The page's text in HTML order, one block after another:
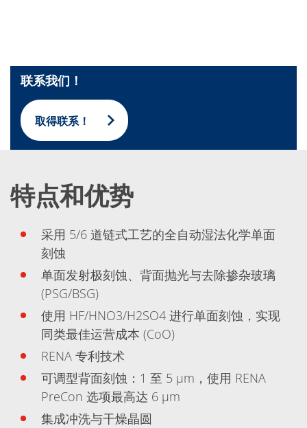
工艺技术
TruEtch - 金属蚀刻
FluidJet - 金属剥离
SiEtch - KOH 蚀刻
蚀刻
纹理化腐蚀
Battery Technology
Advanced chemical Etching
专有软件
信息中心
下载中心
媒体聚焦
新闻
职业发展
RENA 作为雇主
申请 RENA 的职位
工作机会
联系我们
联系表格
联系表格客户服务
国际交往
联系我们的客服
Expert Blog
联系我们！
取得联系！
特点和优势
采用 5/6 道链式工艺的全自动湿法化学单面
刻蚀
单面发射极刻蚀、背面抛光与去除掺杂玻璃
(PSG/BSG)
使用 HF/HNO3/H2SO4 进行单面刻蚀，实现
同类最佳运营成本 (CoO)
RENA 专利技术
可调型背面刻蚀：1 至 5 µm，使用 RENA
PreCon 选项最高达 6 µm
集成冲洗与干燥晶圆